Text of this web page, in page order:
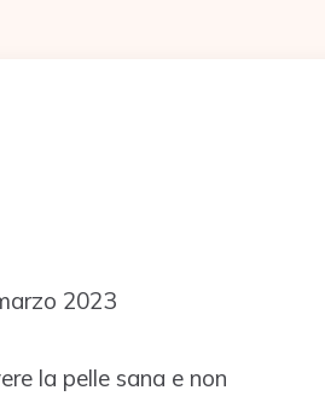
2023
la pelle sana e non